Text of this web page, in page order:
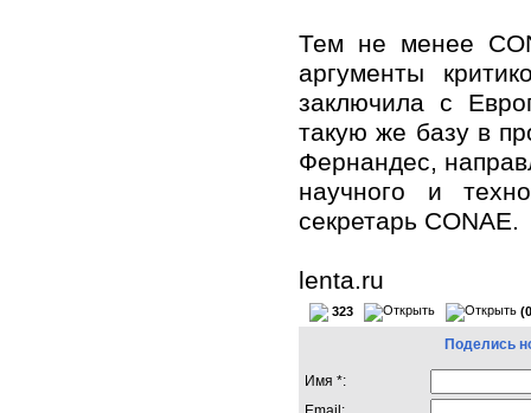
Тем не менее
аргументы
заключила с
такую же базу в
Фернандес,
научного и
секретарь CONAE.
lenta.ru
323
Поделись
Имя *: